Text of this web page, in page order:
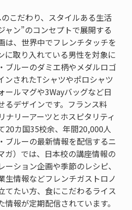
こだわり、スタイルある生活
ャン”のコンセプトで展開する
は、世界中でフレンチタッチを
に取り入れている男性を対象に
ブルーのダミエ柄やメダルロゴ
ンされたTシャツやポロシャツ
ールマグや3Wayバッグなど日
るデザインです。フランス料
ナリーアーツとホスピタリティ
20カ国35校余、年間20,000人
ブルーの最新情報を配信するニ
ガ）では、日本校の講座情報の
ション企画や季節のレシピ、
生情報などフレンチガストロノ
てたい方、食にこだわるライス
報が定期配信されています。